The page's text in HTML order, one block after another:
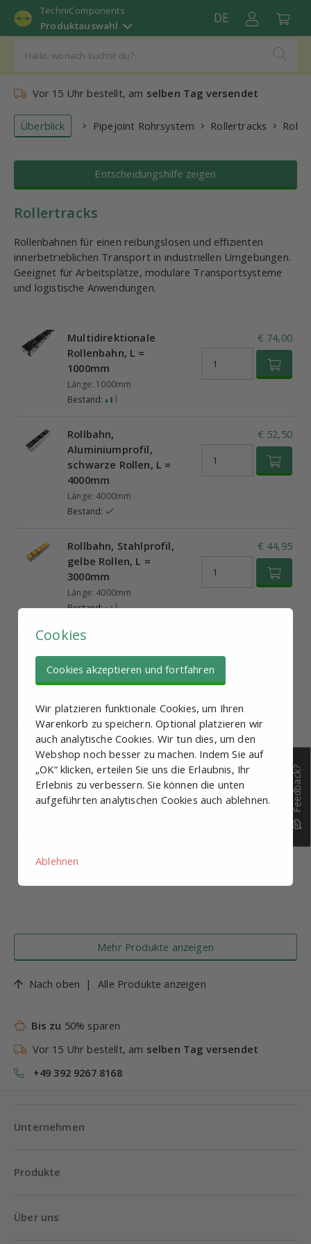
TechniComponents
Produktauswahl
DE
Vor 15 Uhr bestellt, am selben Tag versendet
Überblick Pipejoint Rohrsystem Rollertracks
Entscheidungshilfe zeigen
Rollertracks
Rollenbahnen für einen reibungslosen und effizienten
innerbetrieblichen Transport in industriellen Umgebungen.
Geeignet für Arbeitsplätze, modulare Transportsysteme
und logistische Anwendungen.
Multidirektionale
Rollenbahn, L =
1000mm
Länge: 1000mm
Bestand:
€ 74,00
Rollbahn,
Aluminiumprofil,
schwarze Rollen, L =
4000mm
Länge: 4000mm
Bestand:
€ 52,50
Rollbahn, Stahlprofil,
gelbe Rollen, L =
3000mm
Länge: 4000mm
Bestand:
€ 44,95
Rollenbahn,
Stahlprofil, schwarze
Rollen, L = 4000mm
Länge: 4000mm
Bestand:
Rollenbahn,
Stahlprofil, gelbe
Rollen mit Flansch, L =
3000mm
Länge: 4000mm
Mehr Produkte anzeigen
Nach oben | Alle Produkte anzeigen
Bis zu 50% sparen
Vor 15 Uhr bestellt, am selben Tag versendet
+49 392 9267 8168
Unternehmen
Produkte
Über uns
Cookies
Cookies akzeptieren und fortfahren
Wir platzieren funktionale Cookies, um Ihren
Warenkorb zu speichern. Optional platzieren wir
auch analytische Cookies. Wir tun dies, um den
Webshop noch besser zu machen. Indem Sie auf
„OK“ klicken, erteilen Sie uns die Erlaubnis, Ihr
Erlebnis zu verbessern. Sie können die unten
aufgeführten analytischen Cookies auch ablehnen.
Ablehnen
Feedback?